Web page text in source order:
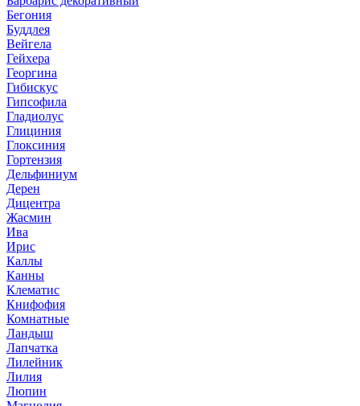
Бегония
Буддлея
Вейгела
Гейхера
Георгина
Гибискус
Гипсофила
Гладиолус
Глициния
Глоксиния
Гортензия
Дельфиниум
Дерен
Дицентра
Жасмин
Ива
Ирис
Каллы
Канны
Клематис
Книфофия
Комнатные
Ландыш
Лапчатка
Лилейник
Лилия
Люпин